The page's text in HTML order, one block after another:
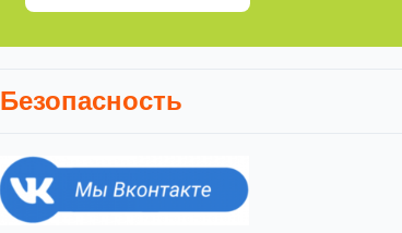
Безопасность